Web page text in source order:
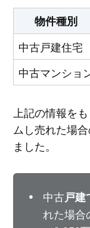
物件種別
中古戸建住宅
中古マンショ
上記の情報を
ムし売れた場
ました。
中古戸建
れた場合